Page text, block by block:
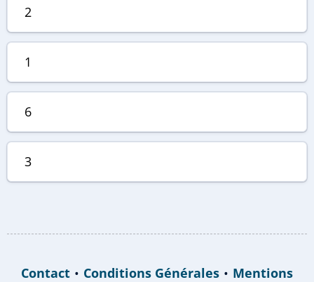
2
1
6
3
Contact• Conditions Générales • Mentions